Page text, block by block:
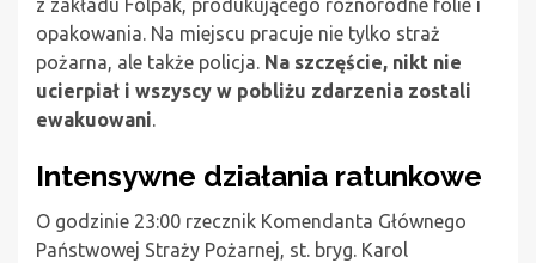
z zakładu Folpak, produkującego różnorodne folie i
opakowania. Na miejscu pracuje nie tylko straż
pożarna, ale także policja. Na szczęście, nikt nie
ucierpiał i wszyscy w pobliżu zdarzenia zostali
ewakuowani.
Intensywne działania ratunkowe
O godzinie 23:00 rzecznik Komendanta Głównego
Państwowej Straży Pożarnej, st. bryg. Karol